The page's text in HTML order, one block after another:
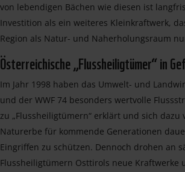
von lebendigen Bächen wie diesen ist
Investition als ein weiteres Kleinkraftwerk,
Region als Natur- und Naherholungsraum
Österreichische „Flussheiligtümer“ in
Im Jahr 1998 haben das Umwelt- und
und der WWF 74 besonders wertvolle
zu „Flussheiligtümern“ erklärt und sich dazu
Naturerbe für kommende Generationen
Eingriffen zu schützen. Dennoch drohen an
Flussheiligtümern Osttirols neue Kraftwerke